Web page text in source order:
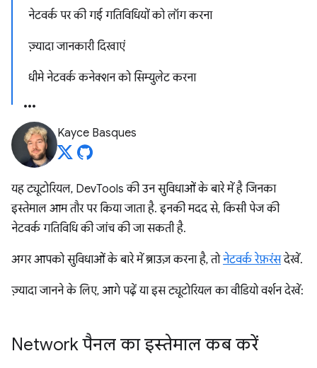
नेटवर्क पर की गई गतिविधियों को लॉग करना
ज़्यादा जानकारी दिखाएं
धीमे नेटवर्क कनेक्शन को सिम्युलेट करना
Kayce Basques
यह ट्यूटोरियल, DevTools की उन सुविधाओं के बारे में है जिनका
इस्तेमाल आम तौर पर किया जाता है. इनकी मदद से, किसी पेज की
नेटवर्क गतिविधि की जांच की जा सकती है.
अगर आपको सुविधाओं के बारे में ब्राउज़ करना है, तोनेटवर्क रेफ़रंसदेखें.
ज़्यादा जानने के लिए, आगे पढ़ें या इस ट्यूटोरियल का वीडियो वर्शन देखें:
Network पैनल का इस्तेमाल कब करें